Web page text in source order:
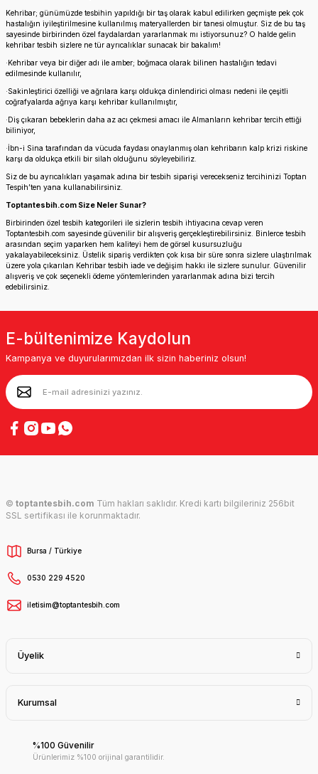
Kehribar; günümüzde tesbihin yapıldığı bir taş olarak kabul edilirken geçmişte pek çok
hastalığın iyileştirilmesine kullanılmış materyallerden bir tanesi olmuştur. Siz de bu taş
sayesinde birbirinden özel faydalardan yararlanmak mı istiyorsunuz? O halde gelin
kehribar tesbih sizlere ne tür ayrıcalıklar sunacak bir bakalım!
·Kehribar veya bir diğer adı ile amber; boğmaca olarak bilinen hastalığın tedavi
edilmesinde kullanılır,
·Sakinleştirici özelliği ve ağrılara karşı oldukça dinlendirici olması nedeni ile çeşitli
coğrafyalarda ağrıya karşı kehribar kullanılmıştır,
·Diş çıkaran bebeklerin daha az acı çekmesi amacı ile Almanların kehribar tercih ettiği
biliniyor,
·İbn-i Sina tarafından da vücuda faydası onaylanmış olan kehribarın kalp krizi riskine
karşı da oldukça etkili bir silah olduğunu söyleyebiliriz.
Siz de bu ayrıcalıkları yaşamak adına bir tesbih siparişi verecekseniz tercihinizi Toptan
Tespih’ten yana kullanabilirsiniz.
Toptantesbih.com Size Neler Sunar?
Birbirinden özel tesbih kategorileri ile sizlerin tesbih ihtiyacına cevap veren
Toptantesbih.com sayesinde güvenilir bir alışveriş gerçekleştirebilirsiniz. Binlerce tesbih
arasından seçim yaparken hem kaliteyi hem de görsel kusursuzluğu
yakalayabileceksiniz. Üstelik sipariş verdikten çok kısa bir süre sonra sizlere ulaştırılmak
üzere yola çıkarılan Kehribar tesbih iade ve değişim hakkı ile sizlere sunulur. Güvenilir
alışveriş ve çok seçenekli ödeme yöntemlerinden yararlanmak adına bizi tercih
edebilirsiniz.
E-bültenimize Kaydolun
Kampanya ve duyurularımızdan ilk sizin haberiniz olsun!
© toptantesbih.com Tüm hakları saklıdır. Kredi kartı bilgileriniz 256bit
SSL sertifikası ile korunmaktadır.
Bursa / Türkiye
0530 229 4520
iletisim@toptantesbih.com
Üyelik
Kurumsal
%100 Güvenilir
Ürünlerimiz %100 orijinal garantilidir.